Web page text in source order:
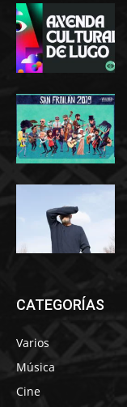
CATEGORÍAS
Varios
Música
Cine